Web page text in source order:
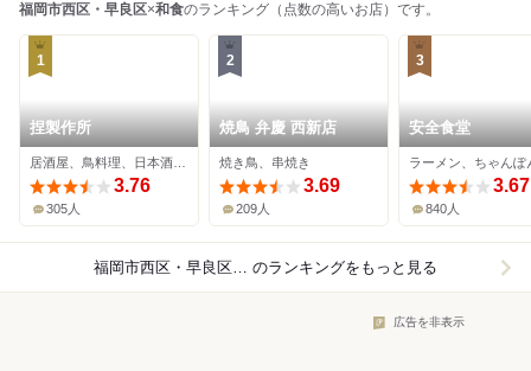
福岡市西区・早良区×和食のランキング（点数の高いお店）です。
1
捏製作所
3.76
305人
2
焼鳥 弁慶 西新店
焼き鳥、串焼き
3.69
209人
3
安全食堂
3.67
840人
福岡市西区・早良区×和食 のランキングをもっと見る
広告を非表示